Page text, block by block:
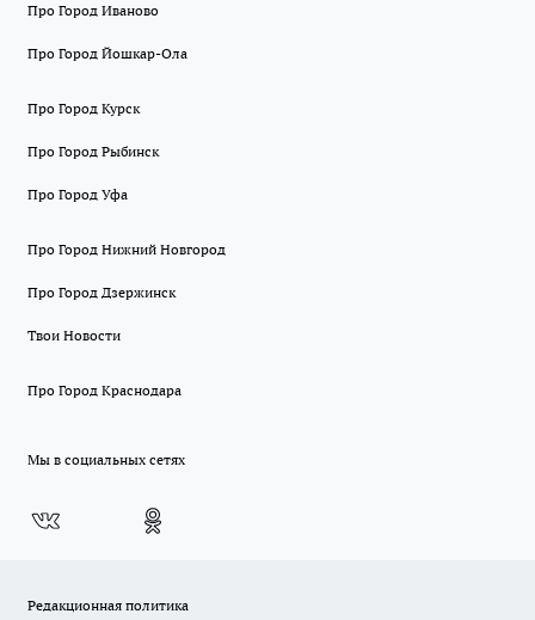
Про Город Иваново
Про Город Йошкар-Ола
Про Город Курск
Про Город Рыбинск
Про Город Уфа
Про Город Нижний Новгород
Про Город Дзержинск
Твои Новости
Про Город Краснодара
Мы в социальных сетях
Редакционная политика